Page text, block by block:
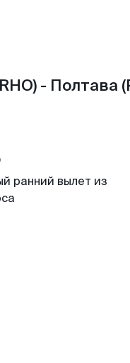
- Полтава
ранний вылет из